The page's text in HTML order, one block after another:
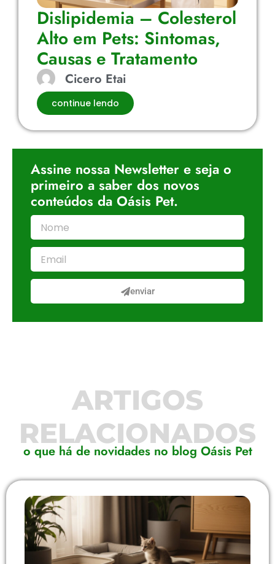
Dislipidemia – Colesterol
Alto em Pets: Sintomas,
Causas e Tratamento
Cicero Etai
continue lendo
Assine nossa Newsletter e seja o
primeiro a saber dos novos
conteúdos da Oásis Pet.
enviar
ARTIGOS
RELACIONADOS
o que há de novidades no blog Oásis Pet